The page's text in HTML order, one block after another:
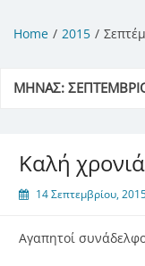
Home 2015
ΜΉΝΑΣ:
Καλή χρονιά
14 Σεπτεμβρίου,
Αγαπητοί